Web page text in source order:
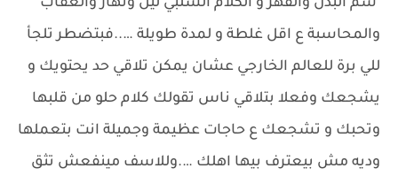
سم البدن والقهر و الكلام السلبي ليل ونهار والعقاب
والمحاسبة ع اقل غلطة و لمدة طويلة …..فبتضطر تلجأ
للي برة للعالم الخارجي عشان يمكن تلاقي حد يحتويك و
يشجعك وفعلا بتلاقي ناس تقولك كلام حلو من قلبها
وتحبك و تشجعك ع حاجات عظيمة وجميلة انت بتعملها
وديه مش بيعترف بيها اهلك ….وللاسف مينفعش تثق